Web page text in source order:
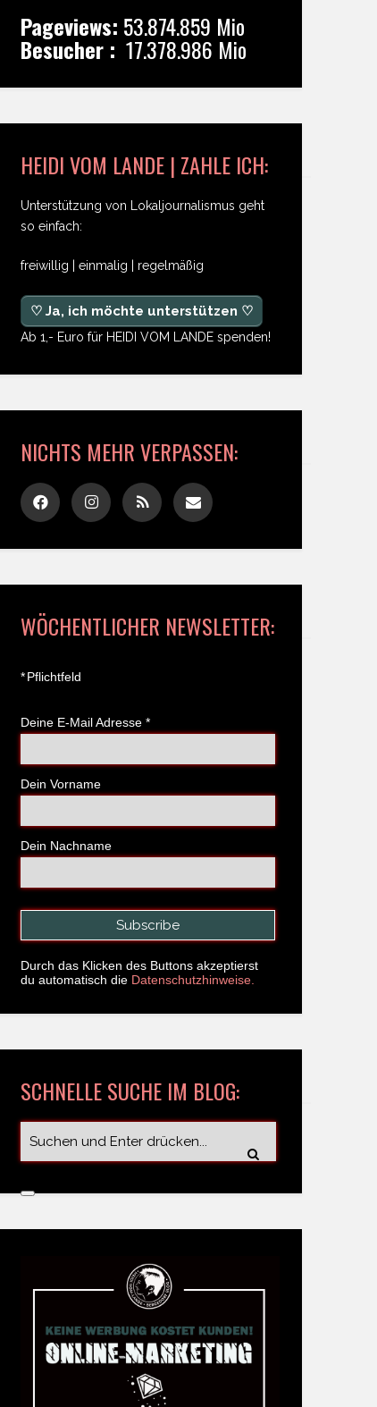
Pageviews: 53.874.859 Mio
Besucher : 17.378.986 Mio
HEIDI VOM LANDE | ZAHLE ICH:
Unterstützung von Lokaljournalismus geht
so einfach:
freiwillig | einmalig | regelmäßig
♡ Ja, ich möchte unterstützen ♡
Ab 1,- Euro für HEIDI VOM LANDE spenden!
NICHTS MEHR VERPASSEN:
WÖCHENTLICHER NEWSLETTER:
*Pflichtfeld
Deine E-Mail Adresse *
Dein Vorname
Dein Nachname
Durch das Klicken des Buttons akzeptierst
du automatisch die Datenschutzhinweise.
SCHNELLE SUCHE IM BLOG: